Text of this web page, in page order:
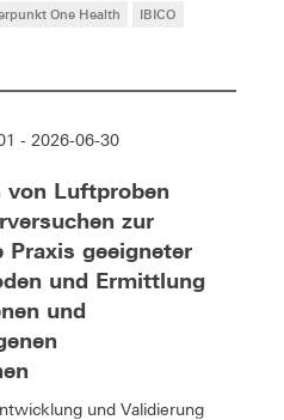
One Health
IBICO
- 2026-06-30
von Luftproben
zur
geeigneter
und Ermittlung
und
und Validierung